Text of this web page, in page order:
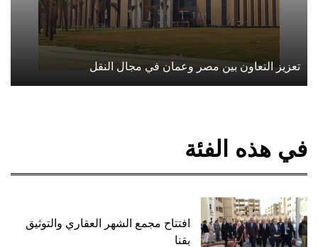
تعزيز التعاون بين مصر وعمان في مجال النقل
في هذه الفئة
افتتاح مجمع الشهر العقاري والتوثيق
بقنا